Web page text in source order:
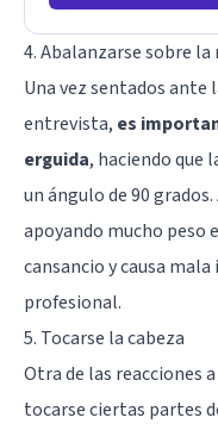
4. Abalanzarse sobre la
Una vez sentados ante
entrevista, es
erguida, haciendo que
un ángulo de 90
apoyando mucho peso
cansancio y causa
profesional.
5. Tocarse la cabeza
Otra de las reacciones
tocarse ciertas partes